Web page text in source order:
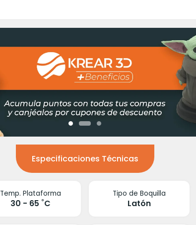
Especificaciones Técnicas
Temp. Plataforma
30 - 65 ˚C
Tipo de Boquilla
Latón